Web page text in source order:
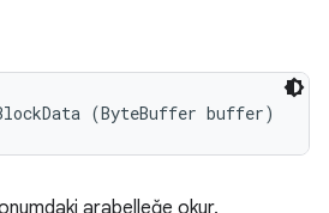
(ByteBuffer buffer)
arabelleğe okur.